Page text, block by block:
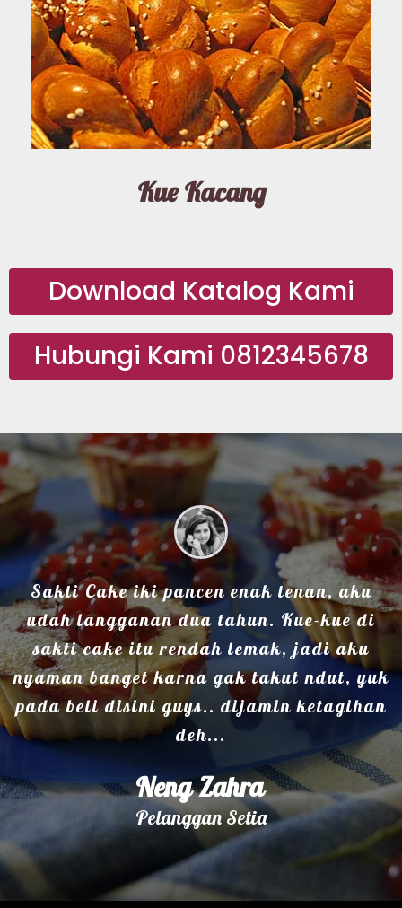
Kue Kacang
Download Katalog Kami
Hubungi Kami 0812345678
Sakti Cake iki pancen enak tenan, aku
udah langganan dua tahun. Kue-kue di
sakti cake itu rendah lemak, jadi aku
nyaman banget karna gak takut ndut, yuk
pada beli disini guys.. dijamin ketagihan
deh...
Neng Zahra
Pelanggan Setia